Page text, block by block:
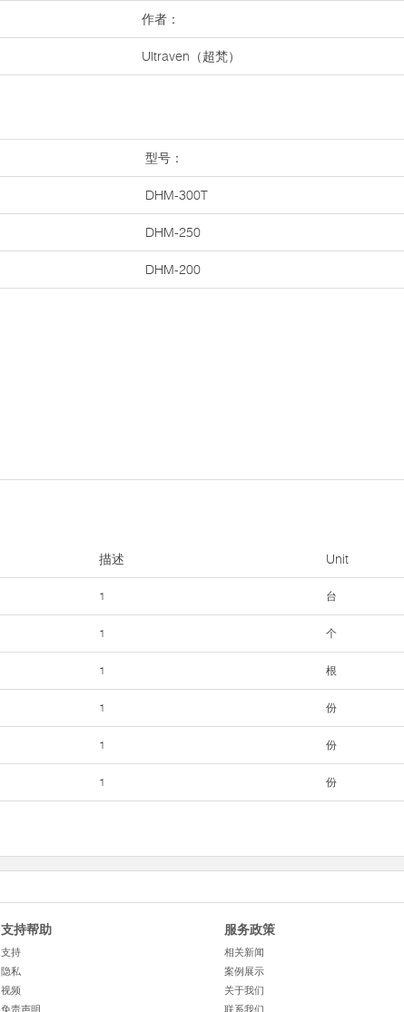
作者：
Ultraven（超梵）
型号：
DHM-300T
DHM-250
DHM-200
Unit
台
个
根
份
份
份
描述
1
1
1
1
1
1
支持帮助
支持
隐私
视频
免责声明
服务政策
相关新闻
案例展示
关于我们
联系我们